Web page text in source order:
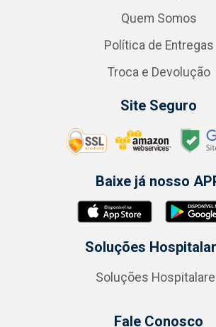
Quem Somos
Política de Entregas
Troca e Devolução
Site Seguro
Baixe já nosso
Soluções
Soluções
Fale Conosco